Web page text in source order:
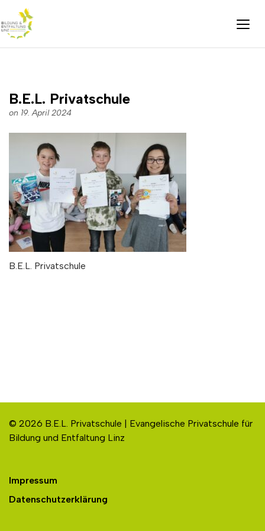
B.E.L. Privatschule
on 19. April 2024
B.E.L. Privatschule
© 2026 B.E.L. Privatschule | Evangelische Privatschule für
Bildung und Entfaltung Linz
Impressum
Datenschutzerklärung